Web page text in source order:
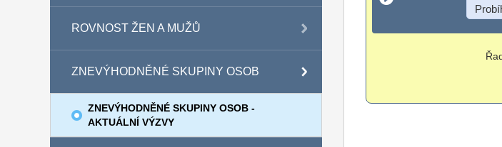
ROVNOST ŽEN A MUŽŮ
ZNEVÝHODNĚNÉ SKUPINY OSOB
ZNEVÝHODNĚNÉ SKUPINY OSOB -
AKTUÁLNÍ VÝZVY